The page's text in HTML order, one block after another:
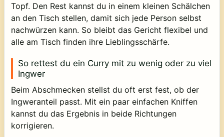
Topf. Den Rest kannst du in einem kleinen Schälchen
an den Tisch stellen, damit sich jede Person selbst
nachwürzen kann. So bleibt das Gericht flexibel und
alle am Tisch finden ihre Lieblingsschärfe.
So rettest du ein Curry mit zu wenig oder zu viel
Ingwer
Beim Abschmecken stellst du oft erst fest, ob der
Ingweranteil passt. Mit ein paar einfachen Kniffen
kannst du das Ergebnis in beide Richtungen
korrigieren.